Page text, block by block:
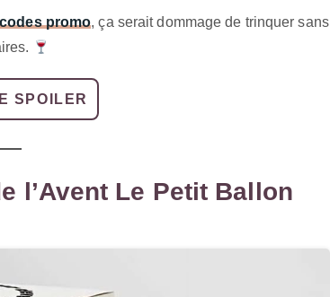
codes promo, ça serait dommage de trinquer sans
SPOILER
l’Avent Le Petit Ballon